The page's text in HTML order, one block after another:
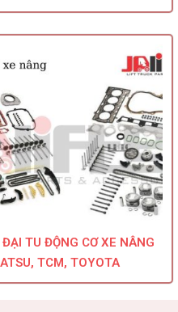
TU ĐỘNG CƠ XE NÂNG
TCM, TOYOTA